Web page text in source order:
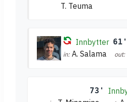
T. Teuma
Innbytter 61'
in: A. Salama out:
73'